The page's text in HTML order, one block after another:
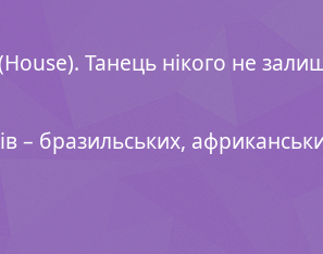
Танець нікого не
– бразильських,